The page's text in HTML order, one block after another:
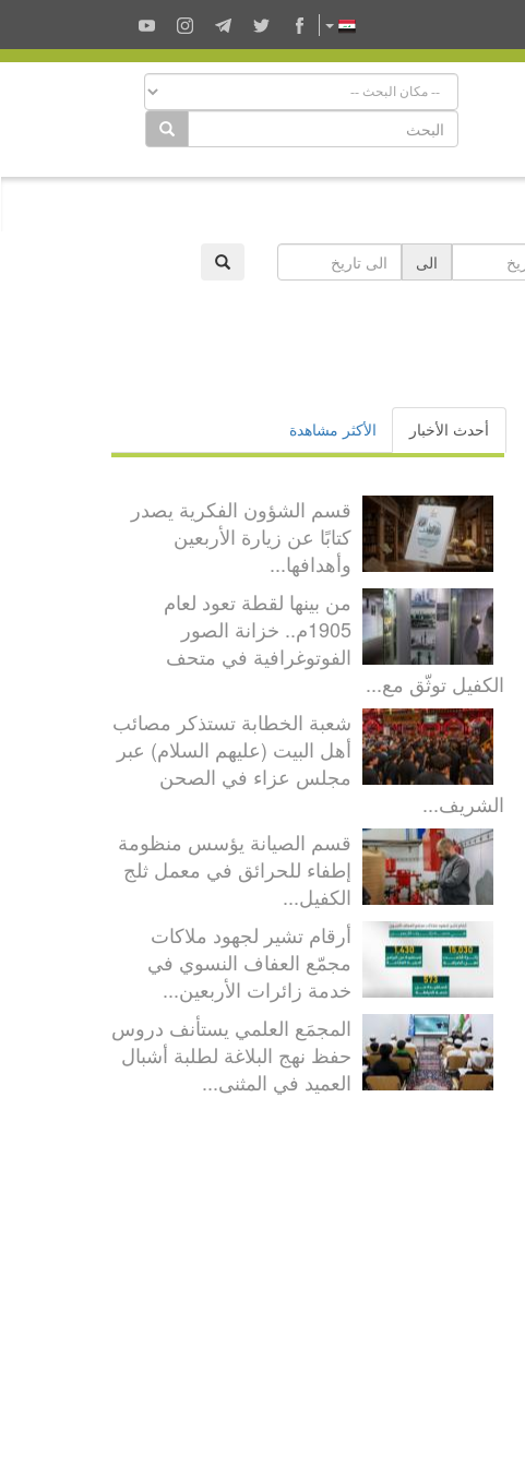
الى
أحدث الأخبار الأكثر مشاهدة
قسم الشؤون الفكرية يصدر
كتابًا عن زيارة الأربعين
وأهدافها...
من بينها لقطة تعود لعام
1905م.. خزانة الصور
الفوتوغرافية في متحف
الكفيل توثّق مع...
شعبة الخطابة تستذكر مصائب
أهل البيت (عليهم السلام) عبر
مجلس عزاء في الصحن
الشريف...
قسم الصيانة يؤسس منظومة
إطفاء للحرائق في معمل ثلج
الكفيل...
أرقام تشير لجهود ملاكات
مجمّع العفاف النسوي في
خدمة زائرات الأربعين...
المجمَع العلمي يستأنف دروس
حفظ نهج البلاغة لطلبة أشبال
العميد في المثنى...